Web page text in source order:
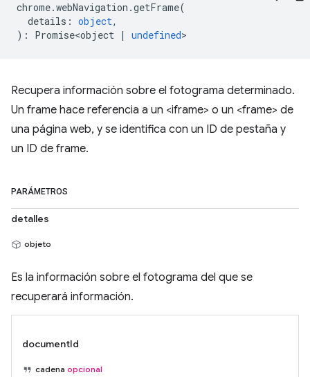
chrome.webNavigation .getFrame(
details : object,
) : Promise<object | undefined>
Recupera información sobre el fotograma determinado.
Un frame hace referencia a un <iframe> o un <frame> de
una página web, y se identifica con un ID de pestaña y
un ID de frame.
PARÁMETROS
detalles
objeto
Es la información sobre el fotograma del que se
recuperará información.
documentId
cadena opcional